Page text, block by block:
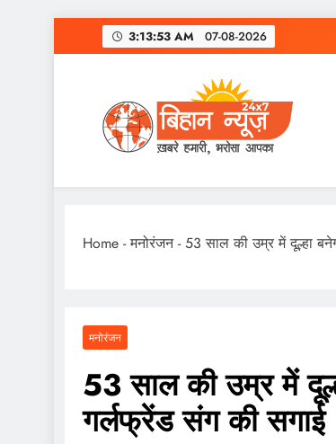
to
3:13:54 AM 07-08-2026
Home -मनोरंजन-53 साल की उम्र में दूल्हा
मनोरंजन
53 साल की उम्र में
गर्लफ्रेंड संग की सगाई